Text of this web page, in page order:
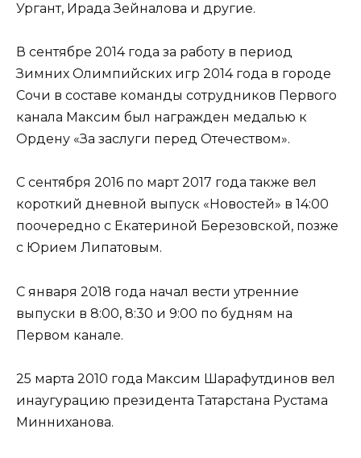
Ургант, Ирада Зейналова и другие.
В сентябре 2014 года за работу в период
Зимних Олимпийских игр 2014 года в городе
Сочи в составе команды сотрудников Первого
канала Максим был награжден медалью к
Ордену «За заслуги перед Отечеством».
С сентября 2016 по март 2017 года также вел
короткий дневной выпуск «Новостей» в 14:00
поочередно с Екатериной Березовской, позже
с Юрием Липатовым.
С января 2018 года начал вести утренние
выпуски в 8:00, 8:30 и 9:00 по будням на
Первом канале.
25 марта 2010 года Максим Шарафутдинов вел
инаугурацию президента Татарстана Рустама
Минниханова.